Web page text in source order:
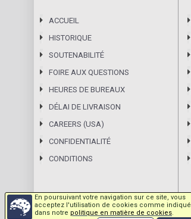
ACCUEIL
HISTORIQUE
SOUTENABILITÉ
FOIRE AUX QUESTIONS
HEURES DE BUREAUX
DÉLAI DE LIVRAISON
CAREERS (USA)
CONFIDENTIALITÉ
CONDITIONS
En poursuivant votre navigation sur ce site, vous
acceptez l'utilisation de cookies comme indiqué
dans notre politique en matière de cookies.